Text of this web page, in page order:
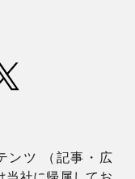
ンツ （記事・広